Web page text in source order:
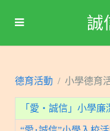
誠
德育活動 小學德育
「愛‧誠信」小學廉